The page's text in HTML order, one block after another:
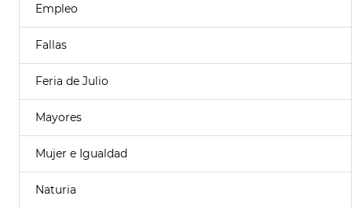
Empleo
Fallas
Feria de Julio
Mayores
Mujer e Igualdad
Naturia